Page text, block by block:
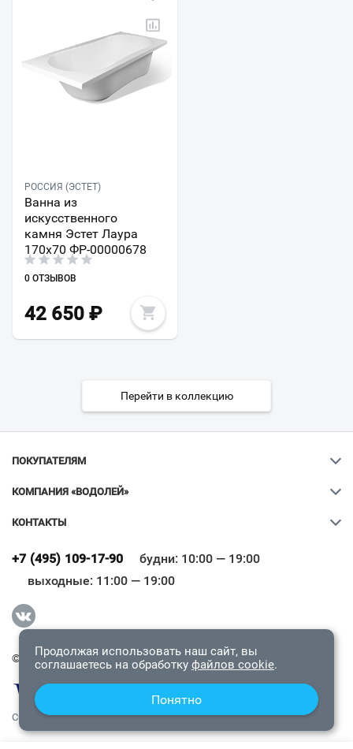
РОССИЯ (ЭСТЕТ)
Ванна из
искусственного
камня Эстет Лаура
170x70 ФР-00000678
0 ОТЗЫВОВ
42 650 ₽
Перейти в коллекцию
ПОКУПАТЕЛЯМ
КОМПАНИЯ «ВОДОЛЕЙ»
КОНТАКТЫ
+7 (495) 109-17-90
будни: 10:00 — 19:00
выходные: 11:00 — 19:00
© 2009-2026 «Водолей Онлайн». Все права защищены.
СОГЛАШЕНИЕ О КОНФИДЕНЦИАЛЬНОСТИ
Всё верно
Продолжая использовать наш сайт, вы
соглашаетесь на обработку файлов cookie.
Понятно